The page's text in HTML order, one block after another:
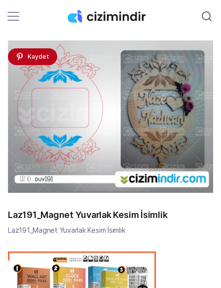
Kaydet
Laz191_Magnet Yuvarlak Kesim İsimlik
Laz191_Magnet Yuvarlak Kesim İsimlik